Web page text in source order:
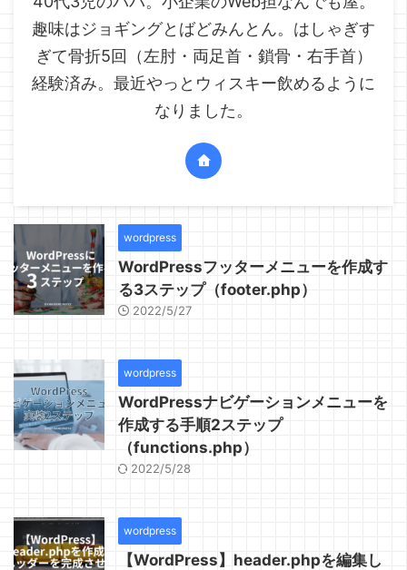
趣味はジョギングとばどみんとん。はしゃぎす
ぎて骨折5回（左肘・両足首・鎖骨・右手首）
経験済み。最近やっとウィスキー飲めるように
なりました。
wordpress
WordPressフッターメニューを作成す
る3ステップ（footer.php）
2022/5/27
wordpress
WordPressナビゲーションメニューを
作成する手順2ステップ
（functions.php）
2022/5/28
wordpress
【WordPress】header.phpを編集し